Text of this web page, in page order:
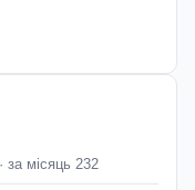
за місяць 232